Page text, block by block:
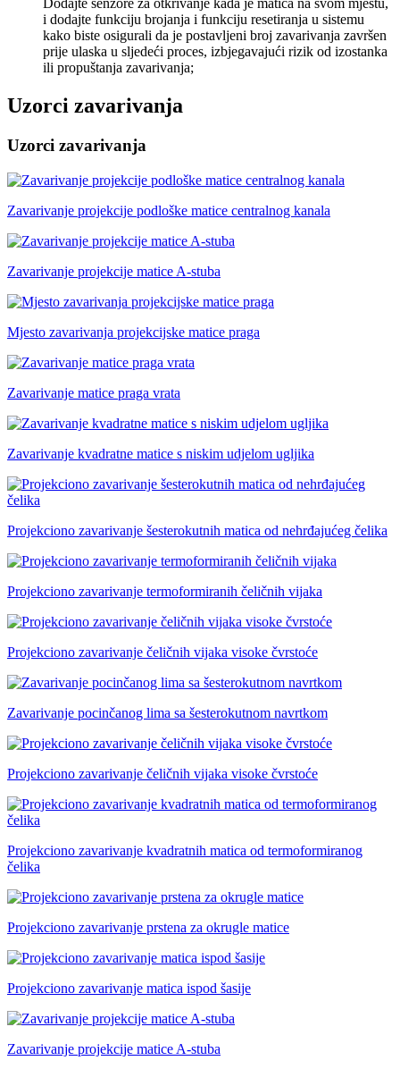
Dodajte senzore za otkrivanje kada je matica na svom mjestu,
i dodajte funkciju brojanja i funkciju resetiranja u sistemu
kako biste osigurali da je postavljeni broj zavarivanja završen
prije ulaska u sljedeći proces, izbjegavajući rizik od izostanka
ili propuštanja zavarivanja;
Uzorci zavarivanja
Uzorci zavarivanja
Zavarivanje projekcije podloške matice centralnog kanala
Zavarivanje projekcije matice A-stuba
Mjesto zavarivanja projekcijske matice praga
Zavarivanje matice praga vrata
Zavarivanje kvadratne matice s niskim udjelom ugljika
Projekciono zavarivanje šesterokutnih matica od nehrđajućeg čelika
Projekciono zavarivanje termoformiranih čeličnih vijaka
Projekciono zavarivanje čeličnih vijaka visoke čvrstoće
Zavarivanje pocinčanog lima sa šesterokutnom navrtkom
Projekciono zavarivanje čeličnih vijaka visoke čvrstoće
Projekciono zavarivanje kvadratnih matica od termoformiranog
čelika
Projekciono zavarivanje prstena za okrugle matice
Projekciono zavarivanje matica ispod šasije
Zavarivanje projekcije matice A-stuba